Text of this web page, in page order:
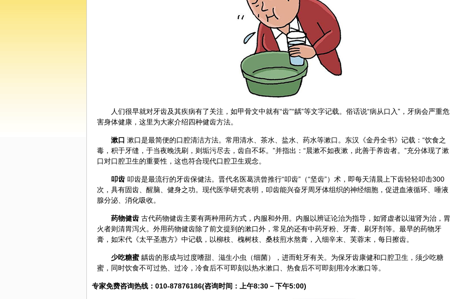
人们很早就对牙齿及其疾病有了关注，如甲骨文中就有“齿”“龋”等文字记载。俗话说“病从口入”，牙病会严重危
害身体健康，这里为大家介绍四种健齿方法。
漱口 漱口是最简便的口腔清洁方法。常用清水、茶水、盐水、药水等漱口。东汉《金丹全书》记载：“饮食之
毒，积于牙缝，于当夜晚洗刷，则垢污尽去，齿自不坏。”并指出：“晨漱不如夜漱，此善于养齿者。”充分体现了漱
口对口腔卫生的重要性，这也符合现代口腔卫生观念。
叩齿 叩齿是最流行的牙齿保健法。晋代名医葛洪曾推行“叩齿”（“坚齿”）术，即每天清晨上下齿轻轻叩击300
次，具有固齿、醒脑、健身之功。现代医学研究表明，叩齿能兴奋牙周牙体组织的神经细胞，促进血液循环、唾液
腺分泌、消化吸收。
药物健齿 古代药物健齿主要有两种用药方式，内服和外用。内服以辨证论治为指导，如肾虚者以滋肾为治，胃
火者则清胃泻火。外用药物健齿除了前文提到的漱口外，常见的还有中药牙粉、牙膏、刷牙剂等。最早的药物牙
膏，如宋代《太平圣惠方》中记载，以柳枝 、槐树枝、 桑枝煎水熬膏，入细辛末、芙蓉末，每日擦齿。
少吃糖蜜 龋齿的形成与过度嗜甜、滋生小虫（细菌），进而蛀牙有关。为保牙齿康健和口腔卫生，须少吃糖
蜜，同时饮食不可过热、过冷，冷食后不可即刻以热水漱口、热食后不可即刻用冷水漱口等。
专家免费咨询热线：010-87876186(咨询时间：上午8:30－下午5:00)